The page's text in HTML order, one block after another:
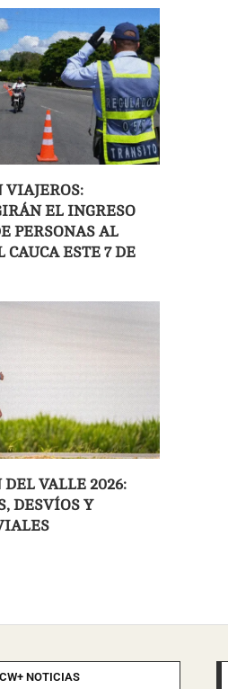
VIAJEROS:
EL INGRESO
PERSONAS AL
CAUCA ESTE 7 DE
VALLE 2026:
DESVÍOS Y
NOTICIAS